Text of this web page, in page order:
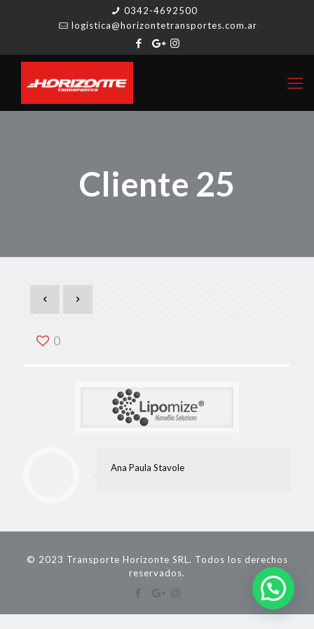
0342-4692500
logistica@horizontetransportes.com.ar
Cliente 25
0
Ana Paula Stavole
© 2023 Transporte Horizonte SRL. Todos los derechos
reservados.